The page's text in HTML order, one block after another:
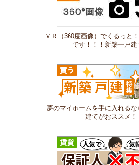
ＶＲ（360度画像）でくるっと
です！！！新築一戸建
夢のマイホームを手に入れるな
建てがおススメ！